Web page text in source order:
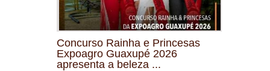
Concurso Rainha e Princesas
Expoagro Guaxupé 2026
apresenta a beleza ...